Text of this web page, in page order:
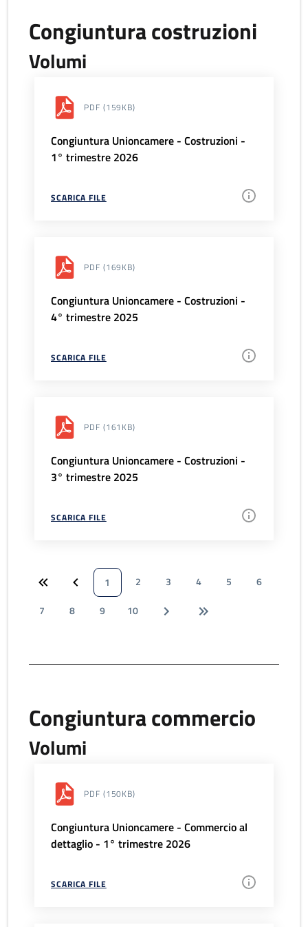
Congiuntura costruzioni
Volumi
PDF (159KB)
Congiuntura Unioncamere - Costruzioni -
1° trimestre 2026
SCARICA FILE
PDF (169KB)
Congiuntura Unioncamere - Costruzioni -
4° trimestre 2025
SCARICA FILE
PDF (161KB)
Congiuntura Unioncamere - Costruzioni -
3° trimestre 2025
SCARICA FILE
1 2 3 4 5
6
7
8 9 10
Congiuntura commercio
Volumi
PDF (150KB)
Congiuntura Unioncamere - Commercio al
dettaglio - 1° trimestre 2026
SCARICA FILE